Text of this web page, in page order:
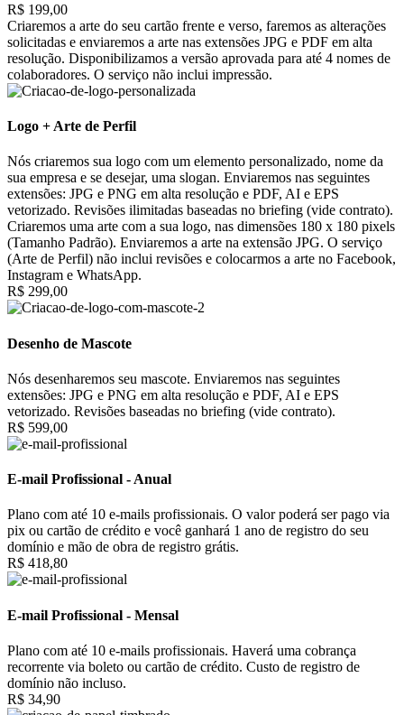
R$ 199,00
Criaremos a arte do seu cartão frente e verso, faremos as alterações
solicitadas e enviaremos a arte nas extensões JPG e PDF em alta
resolução. Disponibilizamos a versão aprovada para até 4 nomes de
colaboradores. O serviço não inclui impressão.
Logo + Arte de Perfil
Nós criaremos sua logo com um elemento personalizado, nome da
sua empresa e se desejar, uma slogan. Enviaremos nas seguintes
extensões: JPG e PNG em alta resolução e PDF, AI e EPS
vetorizado. Revisões ilimitadas baseadas no briefing (vide contrato).
Criaremos uma arte com a sua logo, nas dimensões 180 x 180 pixels
(Tamanho Padrão). Enviaremos a arte na extensão JPG. O serviço
(Arte de Perfil) não inclui revisões e colocarmos a arte no Facebook,
Instagram e WhatsApp.
R$ 299,00
Desenho de Mascote
Nós desenharemos seu mascote. Enviaremos nas seguintes
extensões: JPG e PNG em alta resolução e PDF, AI e EPS
vetorizado. Revisões baseadas no briefing (vide contrato).
R$ 599,00
E-mail Profissional - Anual
Plano com até 10 e-mails profissionais. O valor poderá ser pago via
pix ou cartão de crédito e você ganhará 1 ano de registro do seu
domínio e mão de obra de registro grátis.
R$ 418,80
E-mail Profissional - Mensal
Plano com até 10 e-mails profissionais. Haverá uma cobrança
recorrente via boleto ou cartão de crédito. Custo de registro de
domínio não incluso.
R$ 34,90